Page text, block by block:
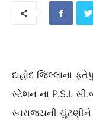
દાહોદ જિલ્લાના
સ્ટેશન ના P.S.I.
સ્વરાજ્યની